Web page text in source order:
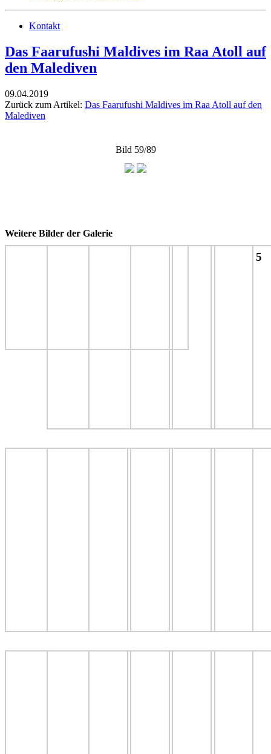
Kontakt
Das Faarufushi Maldives im Raa Atoll auf
den Malediven
09.04.2019
Zurück zum Artikel: Das Faarufushi Maldives im Raa Atoll auf den
Malediven
Bild 59/89
Weitere Bilder der Galerie
5